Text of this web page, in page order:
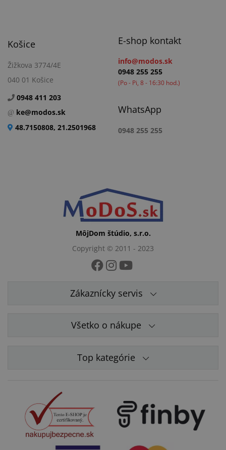
Košice
Žižkova 3774/4E
040 01 Košice
0948 411 203
ke@modos.sk
48.7150808, 21.2501968
E-shop kontakt
info@modos.sk
0948 255 255
(Po - Pi, 8 - 16:30 hod.)
WhatsApp
0948 255 255
MôjDom štúdio, s.r.o.
Copyright © 2011 - 2023
Zákaznícky servis
Všetko o nákupe
Top kategórie